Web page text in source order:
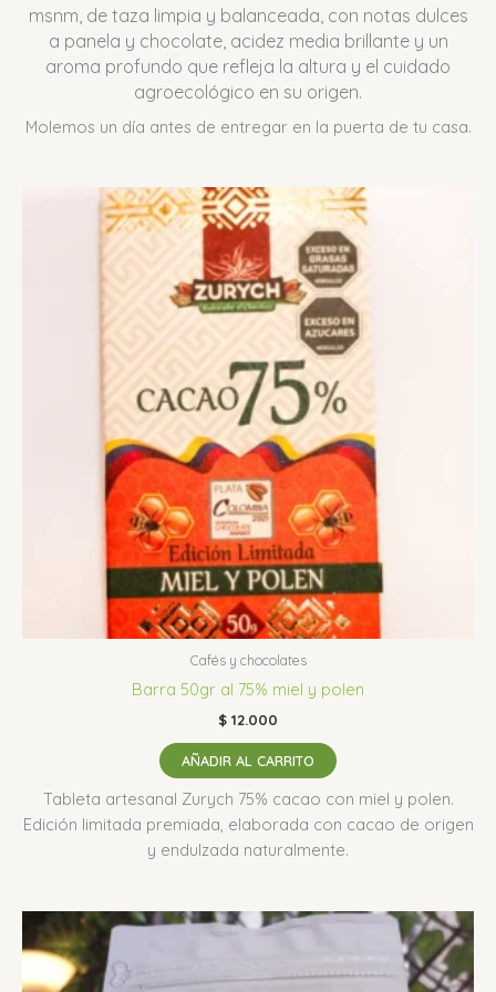
msnm, de taza limpia y balanceada, con notas dulces
a panela y chocolate, acidez media brillante y un
aroma profundo que refleja la altura y el cuidado
agroecológico en su origen.
Molemos un día antes de entregar en la puerta de tu casa.
Cafés y chocolates
Barra 50gr al 75% miel y polen
$ 12.000
AÑADIR AL CARRITO
Tableta artesanal Zurych 75% cacao con miel y polen.
Edición limitada premiada, elaborada con cacao de origen
y endulzada naturalmente.
Rango
precios:
desde
producto
tiene